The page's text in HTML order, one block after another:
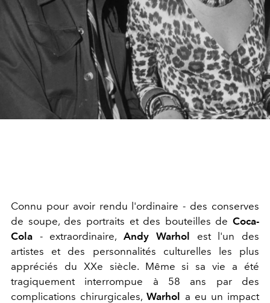
Connu pour avoir rendu l'ordinaire - des conserves
de soupe, des portraits et des bouteilles de Coca-
Cola - extraordinaire,Andy Warhol
est l'un des
artistes et des personnalités culturelles les plus
appréciés du XXe siècle. Même si sa vie a été
tragiquement interrompue à 58 ans par des
complications chirurgicales,Warhol
a eu un impact